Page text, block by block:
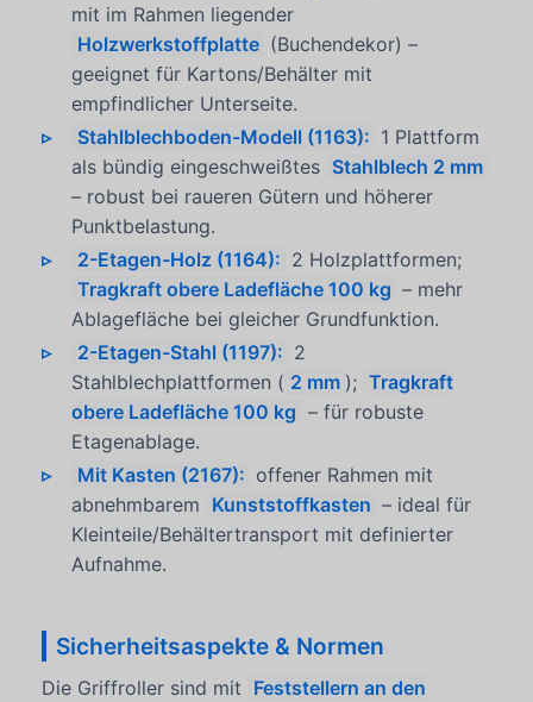
mit im Rahmen liegender
Holzwerkstoffplatte (Buchendekor) –
geeignet für Kartons/Behälter mit
empfindlicher Unterseite.
Stahlblechboden-Modell (1163): 1 Plattform
als bündig eingeschweißtes Stahlblech 2 mm
– robust bei raueren Gütern und höherer
Punktbelastung.
2-Etagen-Holz (1164): 2 Holzplattformen;
Tragkraft obere Ladefläche 100 kg – mehr
Ablagefläche bei gleicher Grundfunktion.
2-Etagen-Stahl (1197): 2
Stahlblechplattformen ( 2 mm ); Tragkraft
obere Ladefläche 100 kg – für robuste
Etagenablage.
Mit Kasten (2167): offener Rahmen mit
abnehmbarem Kunststoffkasten – ideal für
Kleinteile/Behältertransport mit definierter
Aufnahme.
Sicherheitsaspekte & Normen
Die Griffroller sind mit Feststellern an den